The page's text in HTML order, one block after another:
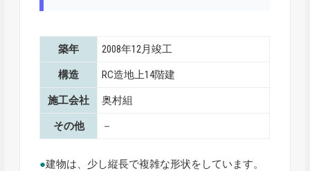
築年 2008年12月竣工
構造 RC造地上14階建
施工会社 奥村組
その他 －
●建物は、少し縦長で複雑な形状をしています。